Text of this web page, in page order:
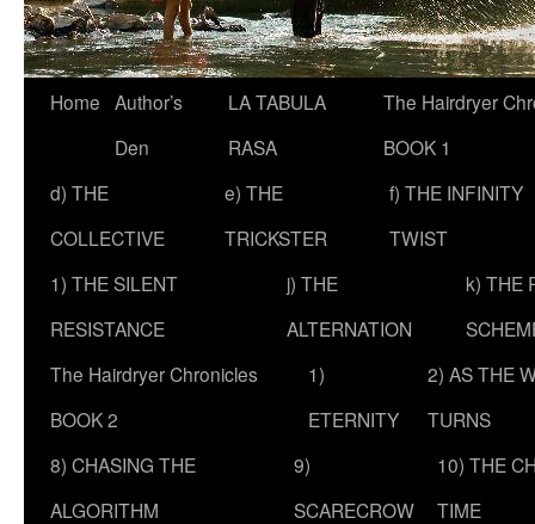
Skip
content
Home Author’s
Den
LA TABULA
RASA
The Hairdryer
BOOK 1
d) THE
COLLECTIVE
e) THE
TRICKSTER
f) THE INFINITY
TWIST
1) THE SILENT
RESISTANCE
j) THE
ALTERNATION
k) THE
The Hairdryer Chronicles
BOOK 2
1)
ETERNITY
2) AS THE
TURNS
8) CHASING THE
ALGORITHM
9)
SCARECROW
10) THE
TIME